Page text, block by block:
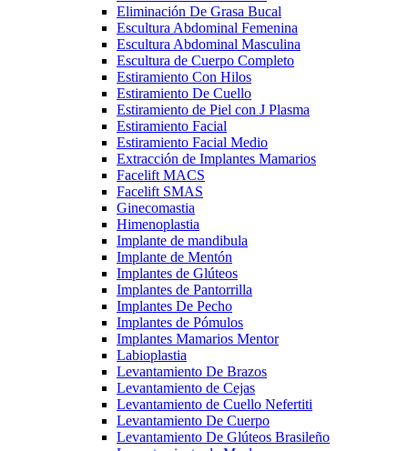
Eliminación De Grasa Bucal
Escultura Abdominal Femenina
Escultura Abdominal Masculina
Escultura de Cuerpo Completo
Estiramiento Con Hilos
Estiramiento De Cuello
Estiramiento de Piel con J Plasma
Estiramiento Facial
Estiramiento Facial Medio
Extracción de Implantes Mamarios
Facelift MACS
Facelift SMAS
Ginecomastia
Himenoplastia
Implante de mandibula
Implante de Mentón
Implantes de Glúteos
Implantes de Pantorrilla
Implantes De Pecho
Implantes de Pómulos
Implantes Mamarios Mentor
Labioplastia
Levantamiento De Brazos
Levantamiento de Cejas
Levantamiento de Cuello Nefertiti
Levantamiento De Cuerpo
Levantamiento De Glúteos Brasileño